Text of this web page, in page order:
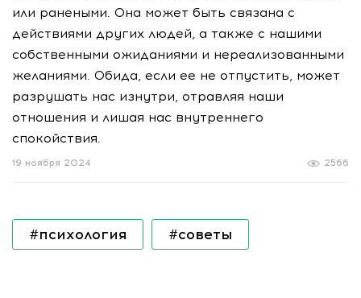
или ранеными. Она может быть связана с
действиями других людей, а также с нашими
собственными ожиданиями и нереализованными
желаниями. Обида, если ее не отпустить, может
разрушать нас изнутри, отравляя наши
отношения и лишая нас внутреннего
спокойствия.
2566
19 ноября 2024
#психология #советы